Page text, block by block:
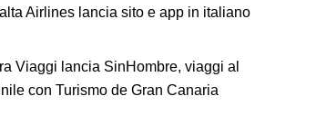
Airlines lancia sito e app in italiano
Viaggi lancia SinHombre, viaggi al
con Turismo de Gran Canaria